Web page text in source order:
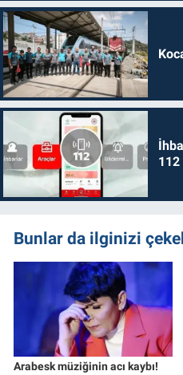
112
Bunlar da ilginizi
Arabesk müziğinin acı kaybı!